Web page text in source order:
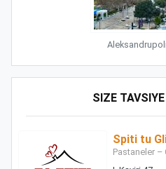
SIZE
Spiti tu
Pastaneler –